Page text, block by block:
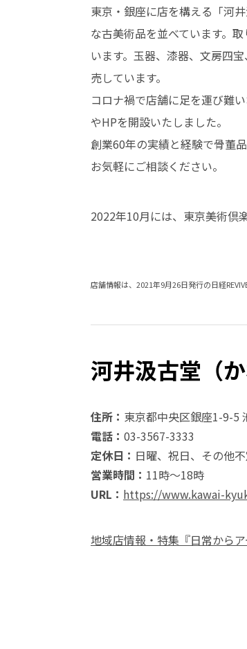
東京・銀座に店を構える「河
な古美術品を並べています。
います。玉器、漆器、文房四
売しています。
コロナ禍で店舗に足を運び難
やHPを開設いたしました。
創業60年の実績と経験で骨董
お気軽にご相談ください。
2022年10月には、東京美術倶
店舗情報は、2021年9月26日発行の日経
河井汲古堂（
住所： 東京都中央区銀座1-9-5
電話： 03-3567-3333
定休日： 日曜、祝日、その他
営業時間： 11時～18時
URL： https://www.kawai-
地域店情報・特集『日常から